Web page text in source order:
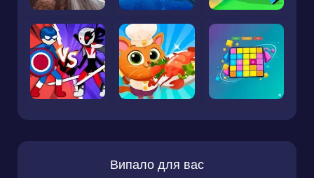
Випало для вас